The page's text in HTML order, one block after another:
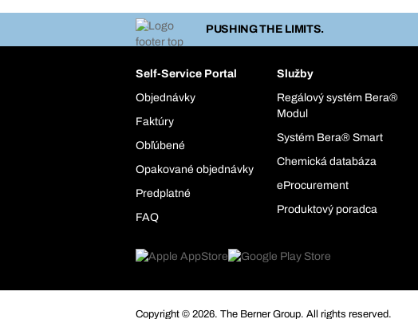
PUSHING THE LIMITS.
Self-Service Portal
Objednávky
Faktúry
Obľúbené
Opakované objednávky
Predplatné
FAQ
Služby
Regálový systém Bera®
Modul
Systém Bera® Smart
Chemická databáza
eProcurement
Produktový poradca
Copyright © 2026. The Berner Group. All rights reserved.